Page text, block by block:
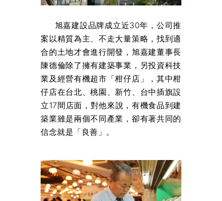
旭嘉建設品牌成立近30年，公司推
案以精質為主、不走大量策略，找到適
合的土地才會進行開發，旭嘉建董事長
陳德倫除了擁有建築事業，另投資科技
業及經營有機超市「柑仔店」，其中柑
仔店在台北、桃園、新竹、台中插旗設
立17間店面，對他來說，有機食品到建
築業雖是兩個不同產業，卻有著共同的
信念就是「良善」。